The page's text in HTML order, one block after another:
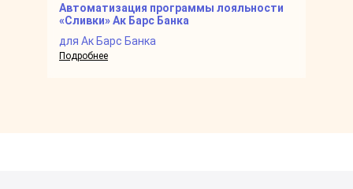
Автоматизация программы лояльности
«Сливки» Ак Барс Банка
для Ак Барс Банка
Подробнее